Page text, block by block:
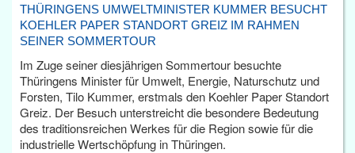
THÜRINGENS UMWELTMINISTER KUMMER BESUCHT
KOEHLER PAPER STANDORT GREIZ IM RAHMEN
SEINER SOMMERTOUR
Im Zuge seiner diesjährigen Sommertour besuchte
Thüringens Minister für Umwelt, Energie, Naturschutz und
Forsten, Tilo Kummer, erstmals den Koehler Paper Standort
Greiz. Der Besuch unterstreicht die besondere Bedeutung
des traditionsreichen Werkes für die Region sowie für die
industrielle Wertschöpfung in Thüringen.